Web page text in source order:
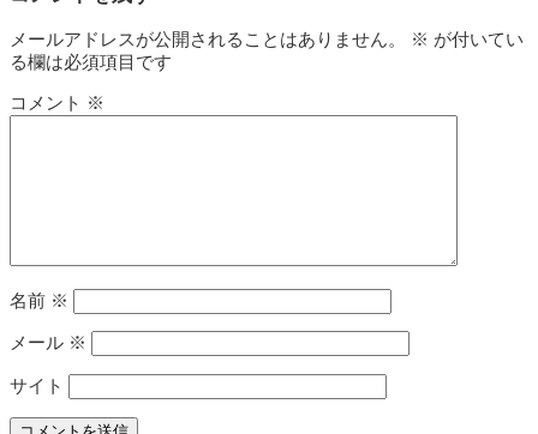
メールアドレスが公開されることはありません。 ※ が付いてい
る欄は必須項目です
コメント ※
名前 ※
メール ※
サイト